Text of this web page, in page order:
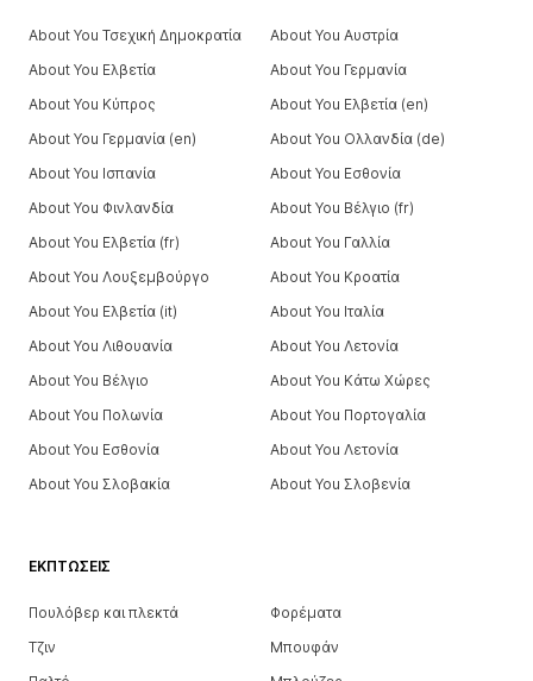
ΕΚΠΤΏΣΕΙΣ
Πουλόβερ και πλεκτά
Φορέματα
Τζιν
Μπουφάν
About You Τσεχική Δημοκρατία
About You Αυστρία
About You Ελβετία
About You Γερμανία
About You Κύπρος
About You Ελβετία (en)
About You Γερμανία (en)
About You Ολλανδία (de)
About You Ισπανία
About You Εσθονία
About You Φινλανδία
About You Βέλγιο (fr)
About You Ελβετία (fr)
About You Γαλλία
About You Λουξεμβούργο
About You Κροατία
About You Ελβετία (it)
About You Ιταλία
About You Λιθουανία
About You Λετονία
About You Βέλγιο
About You Κάτω Χώρες
About You Πολωνία
About You Πορτογαλία
About You Εσθονία
About You Λετονία
About You Σλοβακία
About You Σλοβενία